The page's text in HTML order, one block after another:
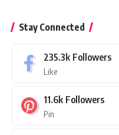
Stay Connected
235.3k Followers
Like
11.6k Followers
Pin